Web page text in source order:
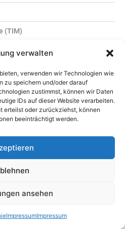
verwalten
verwenden wir Technologien wie
zu speichern und/oder darauf
zustimmst, können wir Daten
IDs auf dieser Website verarbeiten.
erteilst oder zurückziehst, können
beeinträchtigt werden.
ansehen
ImpressumImpressum
(TIM)